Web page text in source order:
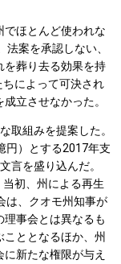
ほとんど使われな
案を承認しない、
を葬り去る効果を持
によって可決され
立させなかった。
取組みを提案した。
円）とする2017年支
言を盛り込んだ。
初、州による再生
は、クオモ州知事が
事会とは異なるも
ととなるほか、州
新たな権限が与え